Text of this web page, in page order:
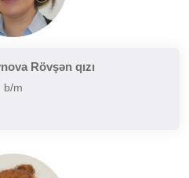
Rövşən qızı
b/m